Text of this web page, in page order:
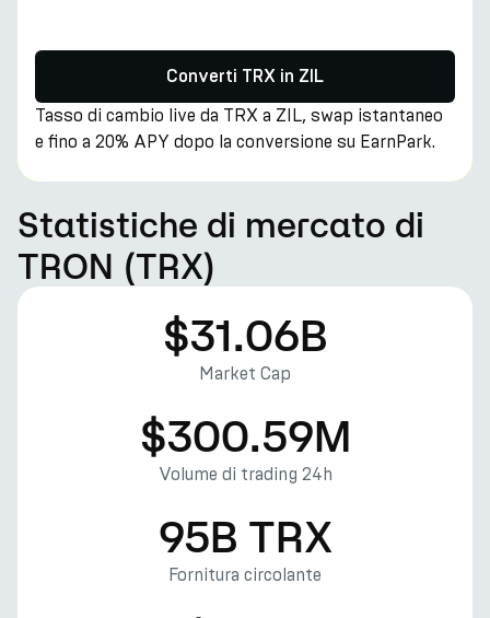
Converti TRX in ZIL
Tasso di cambio live da TRX a ZIL, swap istantaneo
e fino a 20% APY dopo la conversione su EarnPark.
Statistiche di mercato di
TRON (TRX)
$31.06B
Market Cap
$300.59M
Volume di trading 24h
95B TRX
Fornitura circolante